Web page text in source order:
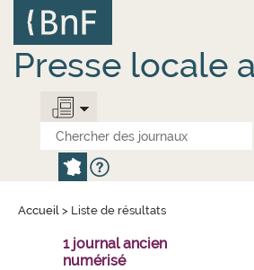
contenu
principal
Presse locale
Accueil > Liste de résultats
1 journal ancien
numérisé
Panneau de gestion des cookies